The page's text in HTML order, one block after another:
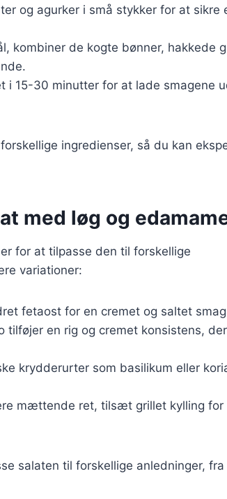
og agurker i små stykker for at sikre
kombiner de kogte bønner, hakkede
i 15-30 minutter for at lade smagene
ingredienser, så du kan
med løg og
for at tilpasse den til forskellige
variationer:
fetaost for en cremet og saltet
tilføjer en rig og cremet konsistens, der
krydderurter som basilikum eller
mættende ret, tilsæt grillet kylling for
salaten til forskellige anledninger,